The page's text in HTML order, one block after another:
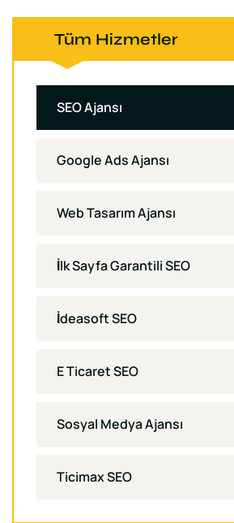
Tüm Hizmetler
SEO Ajansı
Google Ads Ajansı
Web Tasarım Ajansı
İlk Sayfa Garantili SEO
İdeasoft SEO
E Ticaret SEO
Sosyal Medya Ajansı
Ticimax SEO